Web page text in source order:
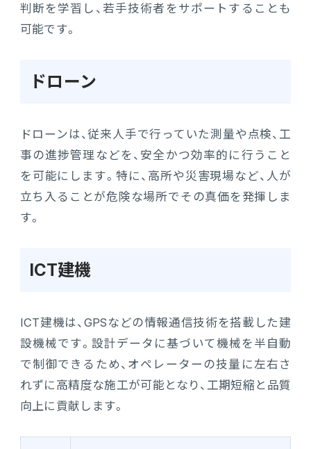
判断を学習し、若手技術者をサポートすることも
可能です。
ドローン
ドローンは、従来人手で行っていた測量や点検、工
事の進捗管理などを、安全かつ効率的に行うこと
を可能にします。特に、高所や災害現場など、人が
立ち入ることが危険な場所でその真価を発揮しま
す。
ICT建機
ICT建機は、GPSなどの情報通信技術を搭載した建
設機械です。設計データに基づいて機械を半自動
で制御できるため、オペレーターの技量に左右さ
れずに高精度な施工が可能となり、工期短縮と品質
向上に貢献します。